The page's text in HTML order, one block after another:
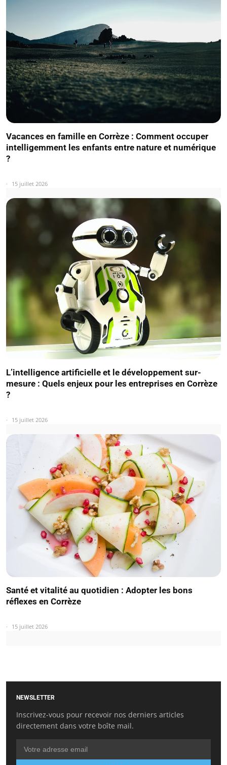
Vacances en famille en Corrèze : Comment occuper
intelligemment les enfants entre nature et numérique
?
15 juillet 2026
L’intelligence artificielle et le développement sur-
mesure : Quels enjeux pour les entreprises en Corrèze
?
15 juillet 2026
Santé et vitalité au quotidien : Adopter les bons
réflexes en Corrèze
15 juillet 2026
NEWSLETTER
Inscrivez-vous pour recevoir nos derniers articles
directement dans votre boîte mail.